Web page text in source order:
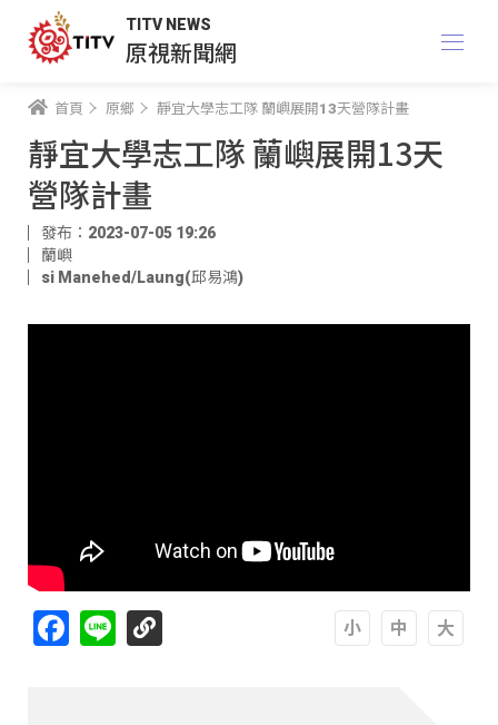
TITV NEWS
原視新聞網
首頁 原鄉 靜宜大學志工隊 蘭嶼展開13天營隊計畫
靜宜大學志工隊 蘭嶼展開13天
營隊計畫
發布：2023-07-05 19:26
蘭嶼
si Manehed/Laung(邱易鴻)
Facebook
Line